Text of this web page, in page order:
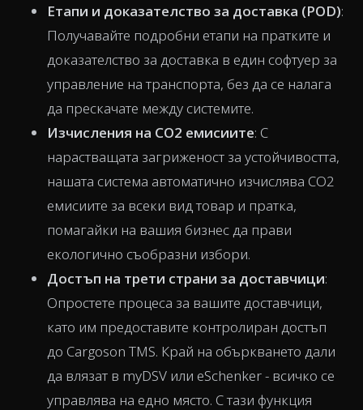
Етапи и доказателство за доставка (POD):
Получавайте подробни етапи на пратките и
доказателство за доставка в един софтуер за
управление на транспорта, без да се налага
да прескачате между системите.
Изчисления на CO2 емисиите: С
нарастващата загриженост за устойчивостта,
нашата система автоматично изчислява CO2
емисиите за всеки вид товар и пратка,
помагайки на вашия бизнес да прави
екологично съобразни избори.
Достъп на трети страни за доставчици:
Опростете процеса за вашите доставчици,
като им предоставите контролиран достъп
до Cargoson TMS. Край на объркването дали
да влязат в myDSV или eSchenker - всичко се
управлява на едно място. С тази функция